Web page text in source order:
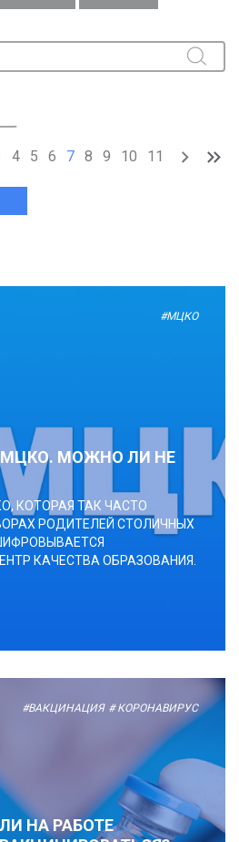
4 5 6 7 8 9 10 11
#МЦКО
МОЖНО ЛИ НЕ
КОТОРАЯ ТАК ЧАСТО
РОДИТЕЛЕЙ СТОЛИЧНЫХ
КАЧЕСТВА ОБРАЗОВАНИЯ.
#ВАКЦИНАЦИЯ # КОРОНАВИРУС
НА РАБОТЕ